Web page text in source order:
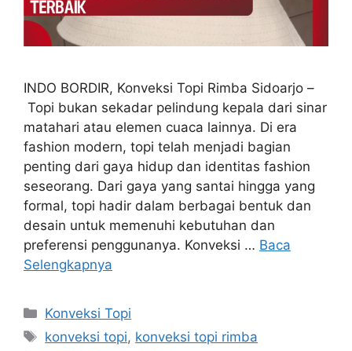
INDO BORDIR, Konveksi Topi Rimba Sidoarjo –
Topi bukan sekadar pelindung kepala dari sinar
matahari atau elemen cuaca lainnya. Di era
fashion modern, topi telah menjadi bagian
penting dari gaya hidup dan identitas fashion
seseorang. Dari gaya yang santai hingga yang
formal, topi hadir dalam berbagai bentuk dan
desain untuk memenuhi kebutuhan dan
preferensi penggunanya. Konveksi … Baca
Selengkapnya
Kategori
Konveksi Topi
Tag
konveksi topi, konveksi topi rimba